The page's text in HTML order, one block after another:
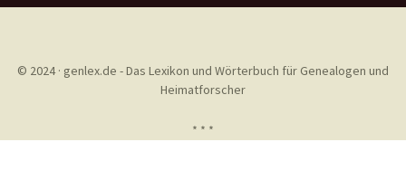
© 2024 · genlex.de - Das Lexikon und Wörterbuch für Genealogen und
Heimatforscher
* * *